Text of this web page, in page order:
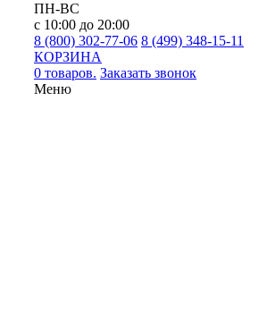
ПН-ВС
с 10:00 до 20:00
8 (800) 302-77-06 8 (499) 348-15-11
КОРЗИНА
0 товаров. Заказать звонок
Меню